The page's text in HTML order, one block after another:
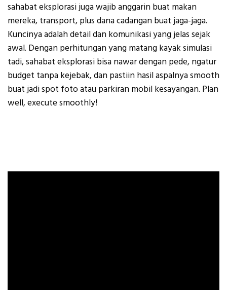
sahabat eksplorasi juga wajib anggarin buat makan
mereka, transport, plus dana cadangan buat jaga-jaga.
Kuncinya adalah detail dan komunikasi yang jelas sejak
awal. Dengan perhitungan yang matang kayak simulasi
tadi, sahabat eksplorasi bisa nawar dengan pede, ngatur
budget tanpa kejebak, dan pastiin hasil aspalnya smooth
buat jadi spot foto atau parkiran mobil kesayangan. Plan
well, execute smoothly!